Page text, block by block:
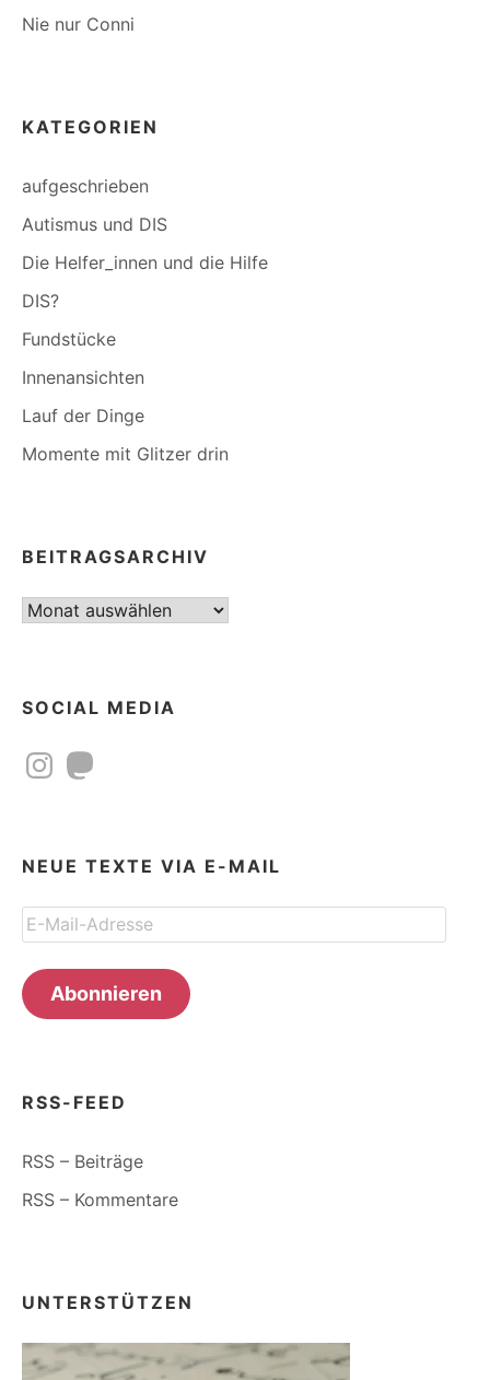
Nie nur Conni
KATEGORIEN
aufgeschrieben
Autismus und DIS
Die Helfer_innen und die Hilfe
DIS?
Fundstücke
Innenansichten
Lauf der Dinge
Momente mit Glitzer drin
BEITRAGSARCHIV
Beitragsarchiv
SOCIAL MEDIA
InstagramMastodon
NEUE TEXTE VIA E-MAIL
E-
Mail-
Adresse
Abonnieren
RSS-FEED
RSS – Beiträge
RSS – Kommentare
UNTERSTÜTZEN